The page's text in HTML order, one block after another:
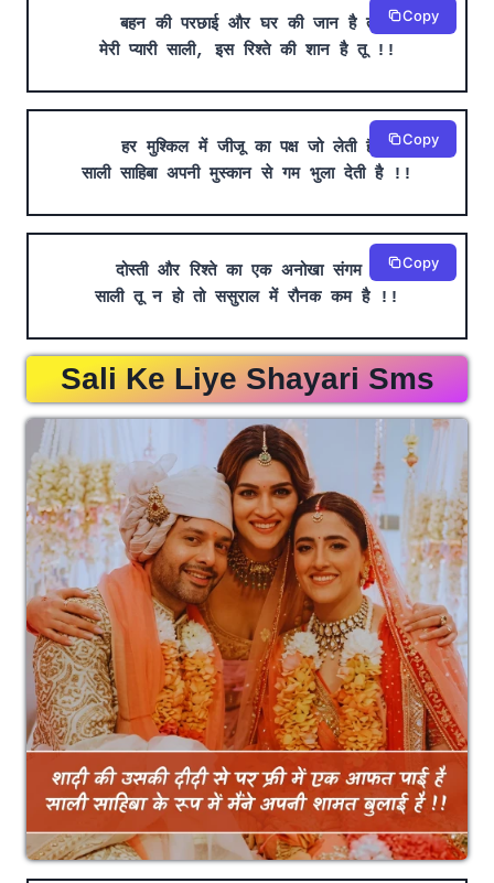
बहन की परछाई और घर की जान है तू
मेरी प्यारी साली, इस रिश्ते की शान है तू !!
Copy
हर मुश्किल में जीजू का पक्ष जो लेती है
साली साहिबा अपनी मुस्कान से गम भुला देती है !!
Copy
दोस्ती और रिश्ते का एक अनोखा संगम है
साली तू न हो तो ससुराल में रौनक कम है !!
Copy
Sali Ke Liye Shayari Sms